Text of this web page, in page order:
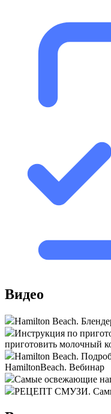
Видео
Hamilton Beach.
Инструкция по
приготовить молочный
Hamilton Beach.
HamiltonBeach. Вебинар
Самые освежающие
РЕЦЕПТ СМУЗИ.